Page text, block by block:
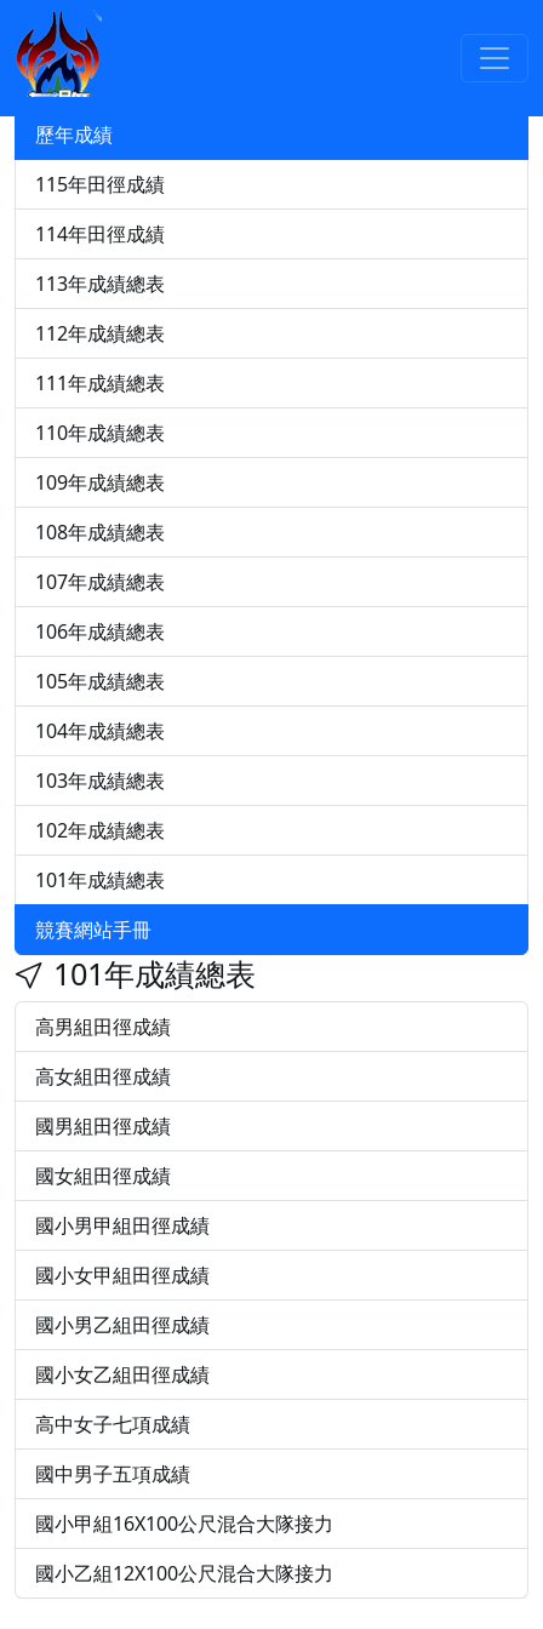
競賽資訊
115年中小運田徑轉播與成績查詢
歷年成績
115年田徑成績
114年田徑成績
113年成績總表
112年成績總表
111年成績總表
110年成績總表
109年成績總表
108年成績總表
107年成績總表
106年成績總表
105年成績總表
104年成績總表
103年成績總表
102年成績總表
101年成績總表
競賽網站手冊
101年成績總表
高男組田徑成績
高女組田徑成績
國男組田徑成績
國女組田徑成績
國小男甲組田徑成績
國小女甲組田徑成績
國小男乙組田徑成績
國小女乙組田徑成績
高中女子七項成績
國中男子五項成績
國小甲組16X100公尺混合大隊接力
國小乙組12X100公尺混合大隊接力